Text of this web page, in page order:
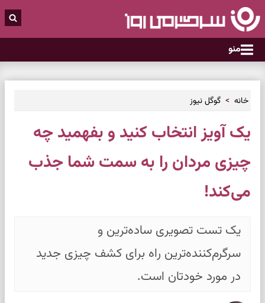
منو
خانه گوگل نیوز
یک آویز انتخاب کنید و بفهمید چه
چیزی مردان را به سمت شما جذب
می‌کند!
یک تست تصویری ساده‌ترین و
سرگرم‌کننده‌ترین راه برای کشف چیزی جدید
در مورد خودتان است.